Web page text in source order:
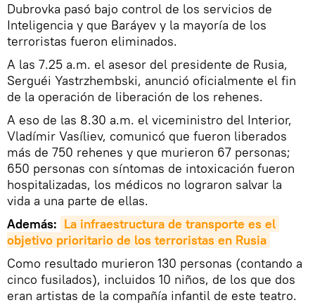
Dubrovka pasó bajo control de los servicios de
Inteligencia y que Baráyev y la mayoría de los
terroristas fueron eliminados.
A las 7.25 a.m. el asesor del presidente de Rusia,
Serguéi Yastrzhembski, anunció oficialmente el fin
de la operación de liberación de los rehenes.
A eso de las 8.30 a.m. el viceministro del Interior,
Vladímir Vasíliev, comunicó que fueron liberados
más de 750 rehenes y que murieron 67 personas;
650 personas con síntomas de intoxicación fueron
hospitalizadas, los médicos no lograron salvar la
vida a una parte de ellas.
Además: La infraestructura de transporte es el
objetivo prioritario de los terroristas en Rusia
Como resultado murieron 130 personas (contando a
cinco fusilados), incluidos 10 niños, de los que dos
eran artistas de la compañía infantil de este teatro.